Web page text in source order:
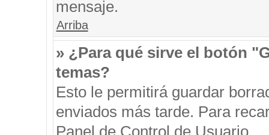
mensaje.
Arriba
» ¿Para qué sirve el botón
temas?
Esto le permitirá guardar
enviados más tarde. Para
Panel de Control de Usuario.